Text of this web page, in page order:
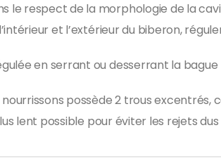
le respect de la morphologie de la
et l’extérieur du biberon,
en serrant ou desserrant la
possède 2 trous
lent possible pour éviter les rejets